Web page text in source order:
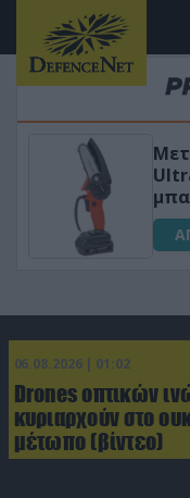
για
06.08.2026 | 01:02
Drones οπτικών
κυριαρχούν στο
μέτωπο (βίντεο)